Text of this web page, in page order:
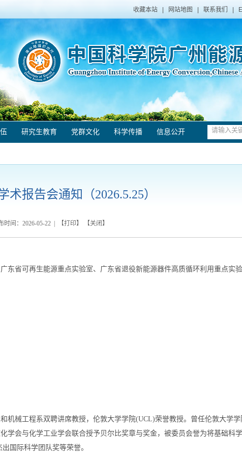
收藏本站 网站地图 联系我们
研究生教育 党群文化 科学传播 信息公开
术报告会通知（2026.5.25）
时间：2026-05-22 | 【打印】 【关闭 】
东省可再生能源重点实验室、广东省退役新能源器件高质循环利用重点实
机械工程系双聘讲席教授，伦敦大学学院(UCL)荣誉教授。曾任伦敦大学学
学会与化学工业学会联合授予贝尔比奖章与奖金，被委员会誉为将基础科
国际科学团队奖等荣誉。